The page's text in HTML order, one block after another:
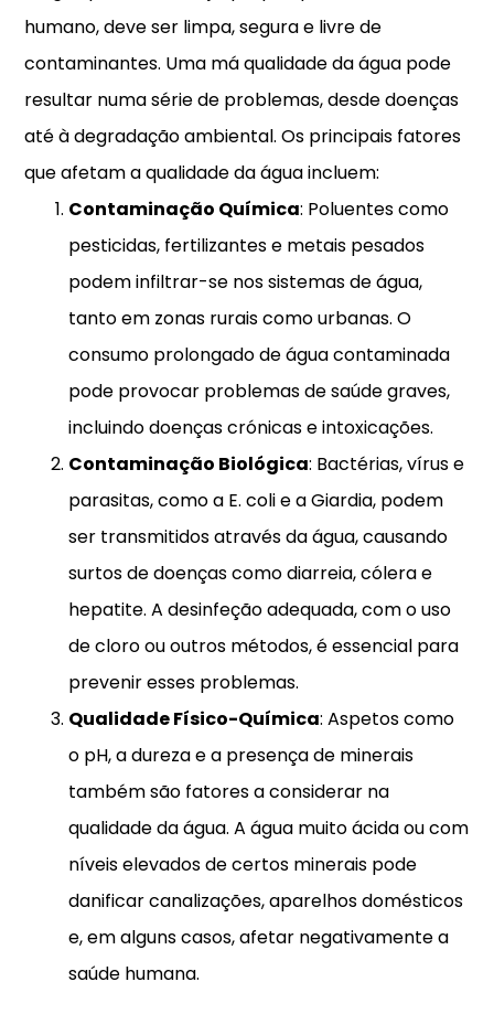
humano, deve ser limpa, segura e livre de
contaminantes. Uma má qualidade da água pode
resultar numa série de problemas, desde doenças
até à degradação ambiental. Os principais fatores
que afetam a qualidade da água incluem:
Contaminação Química: Poluentes como
pesticidas, fertilizantes e metais pesados
podem infiltrar-se nos sistemas de água,
tanto em zonas rurais como urbanas. O
consumo prolongado de água contaminada
pode provocar problemas de saúde graves,
incluindo doenças crónicas e intoxicações.
Contaminação Biológica: Bactérias, vírus e
parasitas, como a E. coli e a Giardia, podem
ser transmitidos através da água, causando
surtos de doenças como diarreia, cólera e
hepatite. A desinfeção adequada, com o uso
de cloro ou outros métodos, é essencial para
prevenir esses problemas.
Qualidade Físico-Química: Aspetos como
o pH, a dureza e a presença de minerais
também são fatores a considerar na
qualidade da água. A água muito ácida ou com
níveis elevados de certos minerais pode
danificar canalizações, aparelhos domésticos
e, em alguns casos, afetar negativamente a
saúde humana.